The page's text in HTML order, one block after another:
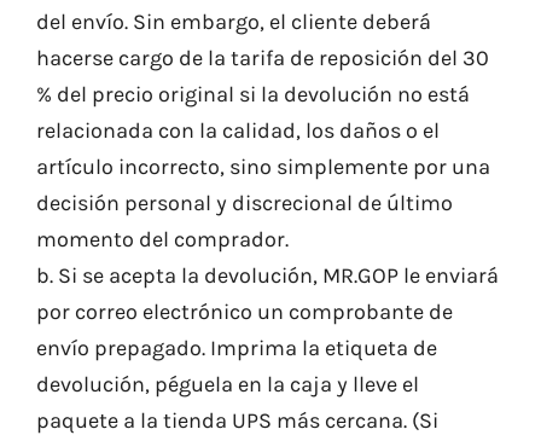
del envío. Sin embargo, el cliente deberá
hacerse cargo de la tarifa de reposición del 30
% del precio original si la devolución no está
relacionada con la calidad, los daños o el
artículo incorrecto, sino simplemente por una
decisión personal y discrecional de último
momento del comprador.
b. Si se acepta la devolución, MR.GOP le enviará
por correo electrónico un comprobante de
envío prepagado. Imprima la etiqueta de
devolución, péguela en la caja y lleve el
paquete a la tienda UPS más cercana. (Si